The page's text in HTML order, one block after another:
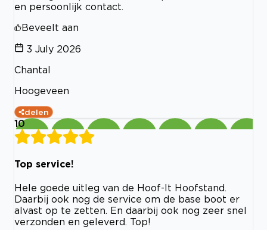
en persoonlijk contact.
Beveelt aan
3 July 2026
Chantal
Hoogeveen
delen
10
Top service!
Hele goede uitleg van de Hoof-It Hoofstand.
Daarbij ook nog de service om de base boot er
alvast op te zetten. En daarbij ook nog zeer snel
verzonden en geleverd. Top!